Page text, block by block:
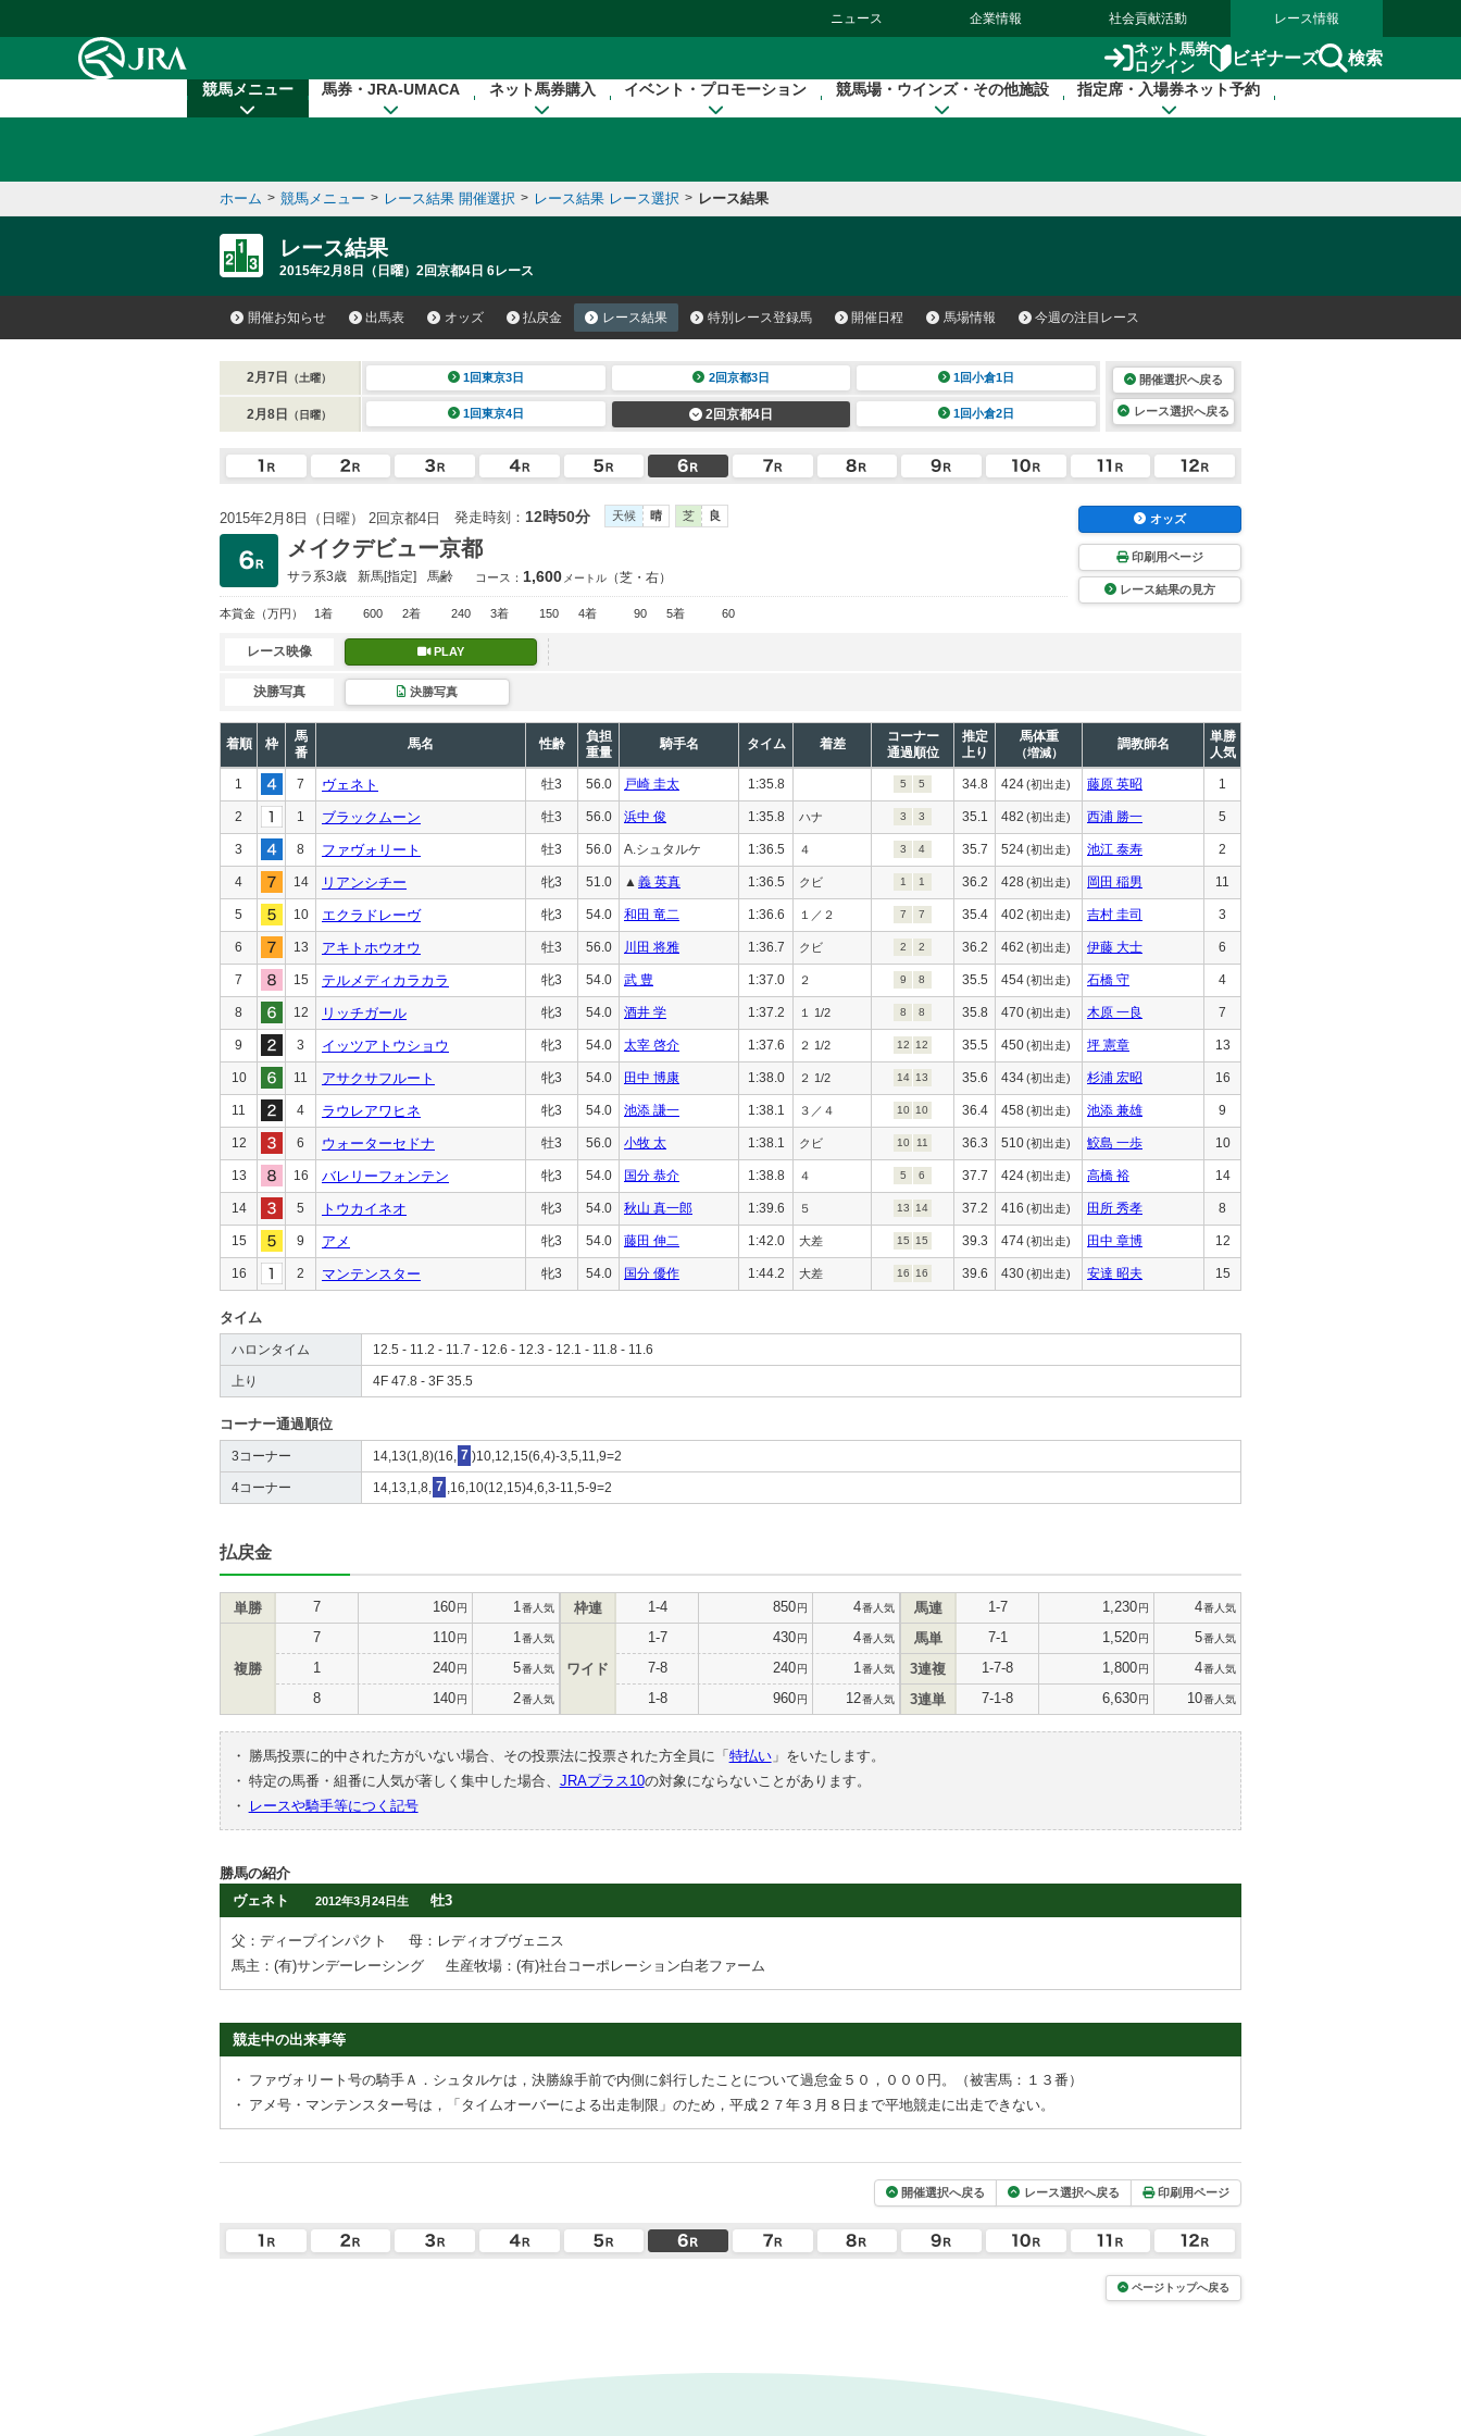
ニュース 企業情報 社会貢献活動 レース情報
ネット馬券
ログイン
ビギナーズ 検索
競馬メニュー 馬券・JRA-UMACA ネット馬券購入 イベント・プロモーション 競馬場・ウインズ・その他施設 指定席・入場券ネット予約
ホーム > 競馬メニュー > レース結果 開催選択 > レース結果 レース選択 > レース結果
レース結果
2015年2月8日（日曜）2回京都4日 6レース
開催お知らせ 出馬表 オッズ 払戻金 レース結果 特別レース登録馬 開催日程 馬場情報 今週の注目レース
2月7日 （土曜） 1回東京3日 2回京都3日 1回小倉1日
2月8日 （日曜） 1回東京4日 2回京都4日 1回小倉2日
開催選択へ戻る
レース選択へ戻る
2015年2月8日（日曜） 2回京都4日 発走時刻： 12時50分 天候 晴 芝 良
メイクデビュー京都
サラ系3歳 新馬[指定] 馬齢 コース： 1,600 メートル （芝・右）
本賞金 （万円） 1着 600 2着 240 3着 150 4着 90 5着 60
オッズ
印刷用ページ
レース結果の見方
レース映像 PLAY
決勝写真 決勝写真
着順 枠
馬
番
馬名 性齢
負担
重量
騎手名 タイム 着差
コーナー
通過順位
推定
上り
馬体重
（増減）
調教師名
単勝
人気
1 7 ヴェネト 牡3 56.0 戸崎 圭太 1:35.8 5 5 34.8 424(初出走) 藤原 英昭 1
2 1 ブラックムーン 牡3 56.0 浜中 俊 1:35.8 ハナ 3 3 35.1 482 (初出走) 西浦 勝一 5
3 8 ファヴォリート 牡3 56.0 A.シュタルケ 1:36.5 ４ 3 4 35.7 524(初出走) 池江 泰寿 2
4 14 リアンシチー 牝3 51.0 ▲ 義 英真 1:36.5 クビ 1 1 36.2 428 (初出走) 岡田 稲男 11
5 10 エクラドレーヴ 牝3 54.0 和田 竜二 1:36.6 １／２ 7 7 35.4 402 (初出走) 吉村 圭司 3
6 13 アキトホウオウ 牡3 56.0 川田 将雅 1:36.7 クビ 2 2 36.2 462 (初出走) 伊藤 大士 6
7 15 テルメディカラカラ 牝3 54.0 武 豊 1:37.0 ２ 9 8 35.5 454(初出走) 石橋 守 4
8 12 リッチガール 牝3 54.0 酒井 学 1:37.2 １ 1/2 8 8 35.8 470(初出走) 木原 一良 7
9 3 イッツアトウショウ 牝3 54.0 太宰 啓介 1:37.6 ２ 1/2 12 12 35.5 450(初出走) 坪 憲章 13
10 11 アサクサフルート 牝3 54.0 田中 博康 1:38.0 ２ 1/2 14 13 35.6 434(初出走) 杉浦 宏昭 16
11 4 ラウレアワヒネ 牝3 54.0 池添 謙一 1:38.1 ３／４ 10 10 36.4 458(初出走) 池添 兼雄 9
12 6 ウォーターセドナ 牡3 56.0 小牧 太 1:38.1 クビ 10 11 36.3 510(初出走) 鮫島 一歩 10
13 16 バレリーフォンテン 牝3 54.0 国分 恭介 1:38.8 ４ 5 6 37.7 424(初出走) 高橋 裕 14
14 5 トウカイネオ 牝3 54.0 秋山 真一郎 1:39.6 ５ 13 14 37.2 416 (初出走) 田所 秀孝 8
15 9 アメ 牝3 54.0 藤田 伸二 1:42.0 大差 15 15 39.3 474(初出走) 田中 章博 12
16 2 マンテンスター 牝3 54.0 国分 優作 1:44.2 大差 16 16 39.6 430(初出走) 安達 昭夫 15
タイム
ハロンタイム 12.5 - 11.2 - 11.7 - 12.6 - 12.3 - 12.1 - 11.8 - 11.6
上り 4F 47.8 - 3F 35.5
コーナー通過順位
3コーナー 14,13(1,8)(16, 7 )10,12,15(6,4)-3,5,11,9=2
4コーナー 14,13,1,8, 7 ,16,10(12,15)4,6,3-11,5-9=2
払戻金
単勝 7 160円 1 番人気
複勝
7 110円 1 番人気
1 240円 5番人気
8 140円 2番人気
枠連 1-4 850円 4番人気
ワイド
1-7 430円 4番人気
7-8 240円 1 番人気
1-8 960円 12番人気
馬連 1-7 1,230円 4番人気
馬単 7-1 1,520円 5番人気
3連複 1-7-8 1,800円 4番人気
3連単 7-1-8 6,630円 10番人気
・ 勝馬投票に的中された方がいない場合、その投票法に投票された方全員に「 特払い」をいたします。
・ 特定の馬番・組番に人気が著しく集中した場合、 JRAプラス10の対象にならないことがあります。
・
レースや騎手等につく記号
勝馬の紹介
ヴェネト
2012年3月24日生 牡3
父：ディープインパクト
母：レディオブヴェニス
馬主：(有)サンデーレーシング
生産牧場：(有)社台コーポレーション白老ファーム
競走中の出来事等
・ ファヴォリート号の騎手Ａ．シュタルケは，決勝線手前で内側に斜行したことについて過怠金５０，０００円。（被害馬：１３番）
・ アメ号・マンテンスター号は，「タイムオーバーによる出走制限」のため，平成２７年３月８日まで平地競走に出走できない。
開催選択へ戻る レース選択へ戻る 印刷用ページ
ページトップへ戻る